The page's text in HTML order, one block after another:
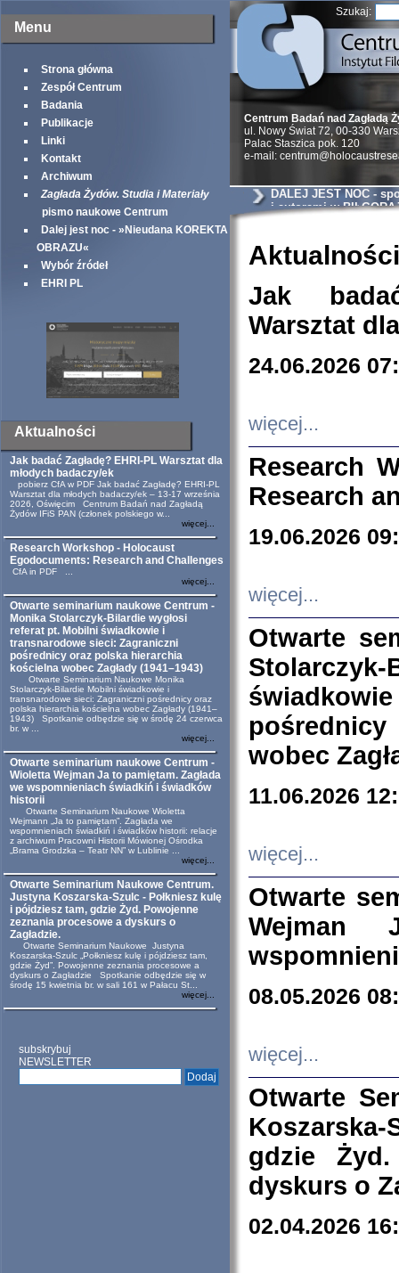
Menu
Strona główna
Zespół Centrum
Badania
Publikacje
Linki
Kontakt
Archiwum
Zagłada Żydów. Studia i Materiały
pismo naukowe Centrum
Dalej jest noc - »Nieudana KOREKTA
OBRAZU«
Wybór źródeł
EHRI PL
Aktualności
Jak badać Zagładę? EHRI-PL Warsztat dla
młodych badaczy/ek
pobierz CfA w PDF Jak badać Zagładę? EHRI-PL
Warsztat dla młodych badaczy/ek – 13-17 września
2026, Oświęcim Centrum Badań nad Zagładą
Żydów IFiS PAN (członek polskiego w...
więcej...
Research Workshop - Holocaust
Egodocuments: Research and Challenges
CfA in PDF ...
więcej...
Otwarte seminarium naukowe Centrum -
Monika Stolarczyk-Bilardie wygłosi
referat pt. Mobilni świadkowie i
transnarodowe sieci: Zagraniczni
pośrednicy oraz polska hierarchia
kościelna wobec Zagłady (1941–1943)
Otwarte Seminarium Naukowe Monika
Stolarczyk-Bilardie Mobilni świadkowie i
transnarodowe sieci: Zagraniczni pośrednicy oraz
polska hierarchia kościelna wobec Zagłady (1941–
1943) Spotkanie odbędzie się w środę 24 czerwca
br. w ...
więcej...
Otwarte seminarium naukowe Centrum -
Wioletta Wejman Ja to pamiętam. Zagłada
we wspomnieniach świadkiń i świadków
historii
Otwarte Seminarium Naukowe Wioletta
Wejmann „Ja to pamiętam”. Zagłada we
wspomnieniach świadkiń i świadków historii: relacje
z archiwum Pracowni Historii Mówionej Ośrodka
„Brama Grodzka – Teatr NN” w Lublinie ...
więcej...
Otwarte Seminarium Naukowe Centrum.
Justyna Koszarska-Szulc - Połkniesz kulę
i pójdziesz tam, gdzie Żyd. Powojenne
zeznania procesowe a dyskurs o
Zagładzie.
Otwarte Seminarium Naukowe Justyna
Koszarska-Szulc „Połkniesz kulę i pójdziesz tam,
gdzie Żyd”. Powojenne zeznania procesowe a
dyskurs o Zagładzie Spotkanie odbędzie się w
środę 15 kwietnia br. w sali 161 w Pałacu St...
więcej...
subskrybuj
NEWSLETTER
Szukaj:
Centrum Badań nad Zagładą
ul. Nowy Świat 72, 00-330
Palac Staszica pok. 120
e-mail:
DALEJ JEST NOC -
i autorami w
Aktualności
Jak
Warsztat
24.06.2026
więcej...
Research
Research
19.06.2026
więcej...
Otwarte
wobec
11.06.2026
więcej...
Otwarte
Wejman
08.05.2026
więcej...
Otwarte
Koszarska-
gdzie
dyskurs o
02.04.2026